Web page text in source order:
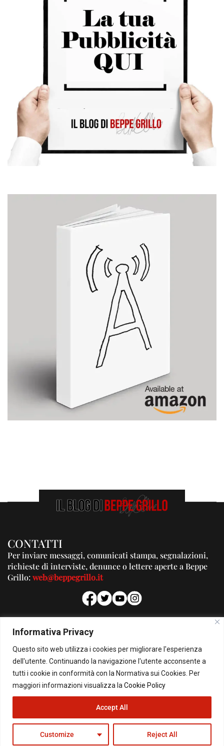
Informativa Privacy
Questo sito web utilizza i cookies per migliorare l'esperienza
dell'utente. Continuando la navigazione l'utente acconsente a
tutti i cookie in conformità con la Normativa sui Cookies. Per
maggiori informazioni visualizza la Cookie Policy
Customize Reject All
Accept All
CONTATTI
Per inviare messaggi, comunicati stampa, segnalazioni,
richieste di interviste, denunce o lettere aperte a Beppe
Grillo:web@beppegrillo.it
PUBBLICITA'
Per la tua pubblicità su questo Blog:
pubblicita@beppegrillo.it
© Copyright 2026 - Il Blog di Beppe Grillo. All Rights Reserved - Powered by
happygrafic.com